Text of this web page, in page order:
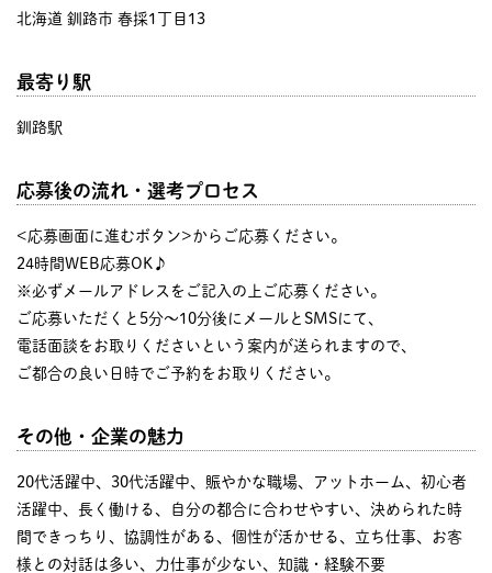
北海道 釧路市 春採1丁目13
最寄り駅
釧路駅
応募後の流れ・選考プロセス
<応募画面に進むボタン>からご応募ください。
24時間WEB応募OK♪
※必ずメールアドレスをご記入の上ご応募ください。
ご応募いただくと5分～10分後にメールとSMSにて、
電話面談をお取りくださいという案内が送られますので、
ご都合の良い日時でご予約をお取りください。
その他・企業の魅力
20代活躍中、30代活躍中、賑やかな職場、アットホーム、初心者
活躍中、長く働ける、自分の都合に合わせやすい、決められた時
間できっちり、協調性がある、個性が活かせる、立ち仕事、お客
様との対話は多い、力仕事が少ない、知識・経験不要